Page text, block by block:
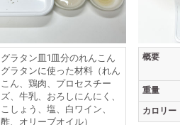
グラタン皿1皿分のれんこん
グラタンに使った材料（れん
こん、鶏肉、プロセスチー
ズ、牛乳、おろしにんにく、
こしょう、塩、白ワイン、
酢、オリーブオイル）
概要
重量
カロリー